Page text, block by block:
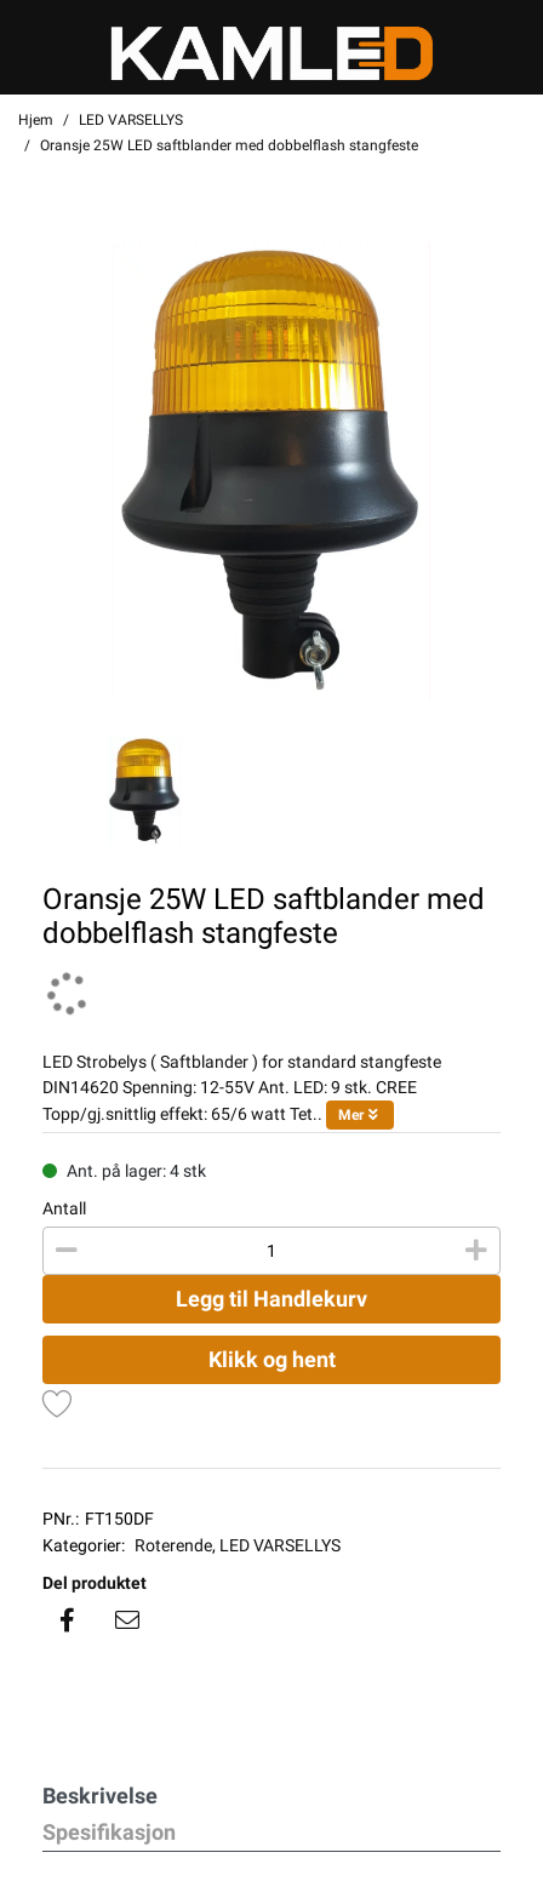
Hjem
LED VARSELLYS
Oransje 25W LED saftblander med dobbelflash stangfeste
Oransje 25W LED saftblander med
dobbelflash stangfeste
LED Strobelys ( Saftblander ) for standard stangfeste
DIN14620 Spenning: 12-55V Ant. LED: 9 stk. CREE
Topp/gj.snittlig effekt: 65/6 watt Tet..
Mer
Ant. på lager: 4 stk
Antall
Legg til Handlekurv
Klikk og hent
PNr.: FT150DF
Kategorier: Roterende, LED VARSELLYS
Del produktet
Beskrivelse
Spesifikasjon